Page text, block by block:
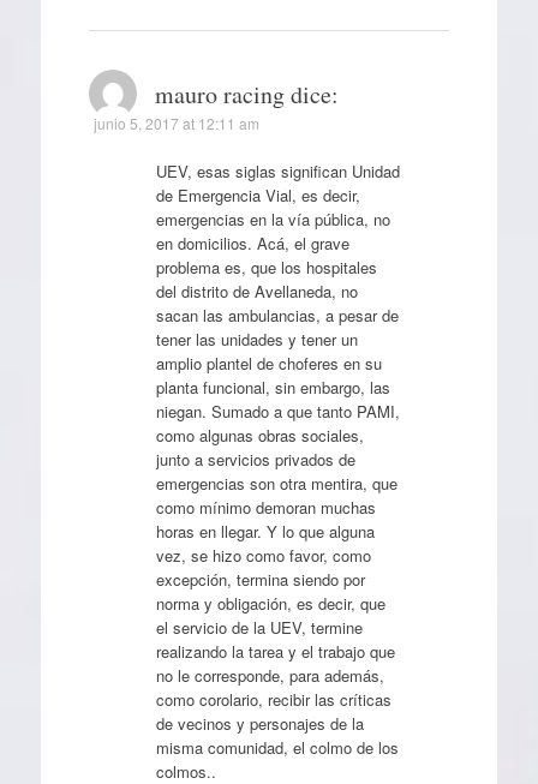
mauro racing dice:
junio 5, 2017 at 12:11 am
UEV, esas siglas significan Unidad
de Emergencia Vial, es decir,
emergencias en la vía pública, no
en domicilios. Acá, el grave
problema es, que los hospitales
del distrito de Avellaneda, no
sacan las ambulancias, a pesar de
tener las unidades y tener un
amplio plantel de choferes en su
planta funcional, sin embargo, las
niegan. Sumado a que tanto PAMI,
como algunas obras sociales,
junto a servicios privados de
emergencias son otra mentira, que
como mínimo demoran muchas
horas en llegar. Y lo que alguna
vez, se hizo como favor, como
excepción, termina siendo por
norma y obligación, es decir, que
el servicio de la UEV, termine
realizando la tarea y el trabajo que
no le corresponde, para además,
como corolario, recibir las críticas
de vecinos y personajes de la
misma comunidad, el colmo de los
colmos..